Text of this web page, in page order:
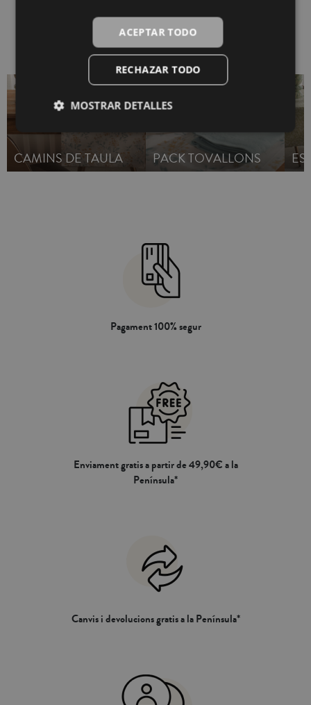
a regalar.
També et pot interessar
CAMINS DE TAULA PACK TOVALLONS
Pagament 100% segur
Enviament gratis a partir de 49,90€ a la
Península*
Canvis i devolucions gratis a la Península*
ACEPTAR TODO
RECHAZAR TODO
MOSTRAR DETALLES